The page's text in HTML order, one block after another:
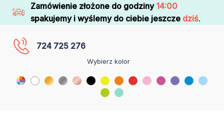
Zamówienie złożone do godziny 14:00
spakujemy i wyślemy do ciebie jeszcze dziś.
724 725 276
Wybierz kolor